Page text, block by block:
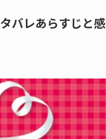
バレあらすじと感